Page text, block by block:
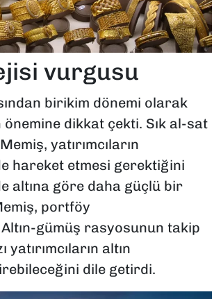
vurgusu
birikim dönemi olarak
dikkat çekti. Sık al-sat
yatırımcıların
hareket etmesi gerektiğini
altına göre daha güçlü bir
portföy
gümüş rasyosunun takip
altın
dile getirdi.